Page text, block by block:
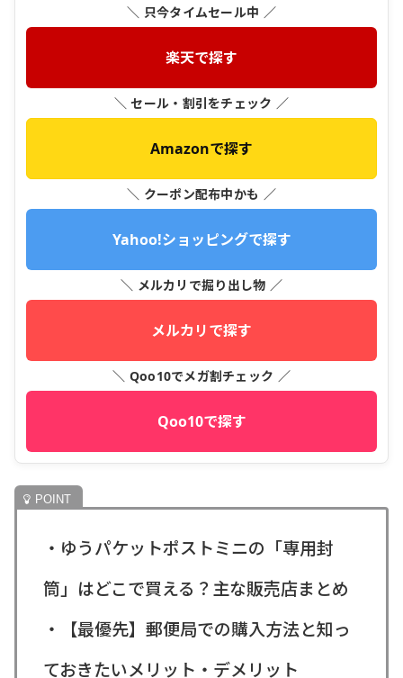
＼ 只今タイムセール中 ／
楽天で探す
＼ セール・割引をチェック ／
Amazonで探す
＼ クーポン配布中かも ／
Yahoo!ショッピングで探す
＼ メルカリで掘り出し物 ／
メルカリで探す
＼ Qoo10でメガ割チェック ／
Qoo10で探す
・ゆうパケットポストミニの「専用封
筒」はどこで買える？主な販売店まとめ
・【最優先】郵便局での購入方法と知っ
ておきたいメリット・デメリット